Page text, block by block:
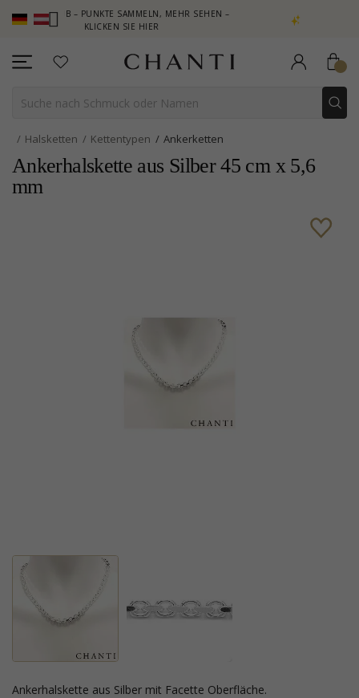
– PUNKTE SAMMELN, MEHR SEHEN –
KLICKEN SIE HIER
NEW COLLECTION |
Halsketten Kettentypen Ankerketten
Ankerhalskette aus Silber 45 cm x 5,6
mm
Ankerhalskette aus Silber mit Facette Oberfläche.